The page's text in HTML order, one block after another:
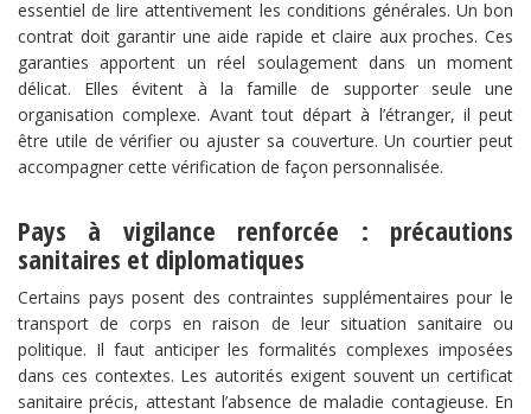
essentiel de lire attentivement les conditions générales. Un bon
contrat doit garantir une aide rapide et claire aux proches. Ces
garanties apportent un réel soulagement dans un moment
délicat. Elles évitent à la famille de supporter seule une
organisation complexe. Avant tout départ à l’étranger, il peut
être utile de vérifier ou ajuster sa couverture. Un courtier peut
accompagner cette vérification de façon personnalisée.
Pays à vigilance renforcée : précautions
sanitaires et diplomatiques
Certains pays posent des contraintes supplémentaires pour le
transport de corps en raison de leur situation sanitaire ou
politique. Il faut anticiper les formalités complexes imposées
dans ces contextes. Les autorités exigent souvent un certificat
sanitaire précis, attestant l’absence de maladie contagieuse. En